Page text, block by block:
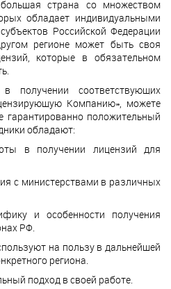
страна со множеством
обладает индивидуальными
Российской Федерации
регионе может быть своя
которые в обязательном
соответствующих
Компанию», можете
гарантированно положительный
обладают:
в получении лицензий для
с министерствами в различных
и особенности получения
РФ.
на пользу в дальнейшей
региона.
подход в своей работе.